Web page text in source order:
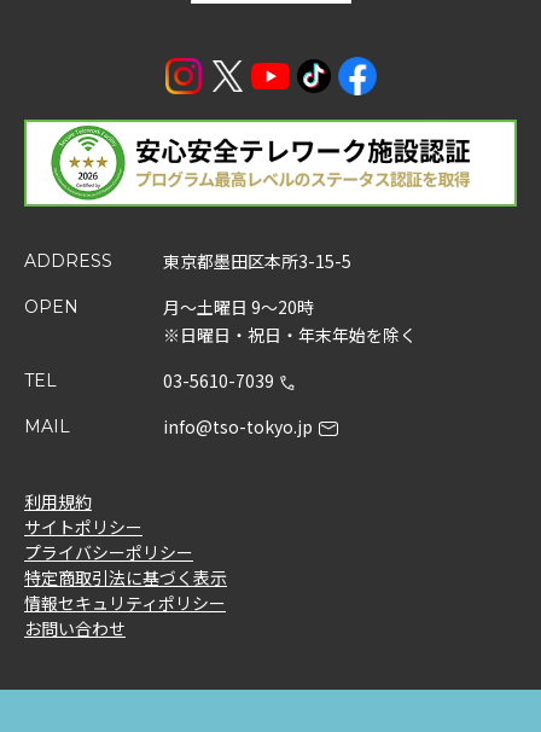
ADDRESS 東京都墨田区本所3-15-5
OPEN
月～土曜日 9～20時
※日曜日・祝日・年末年始を除く
TEL 03-5610-7039
MAIL info@tso-tokyo.jp
利用規約
サイトポリシー
プライバシーポリシー
特定商取引法に基づく表示
情報セキュリティポリシー
お問い合わせ